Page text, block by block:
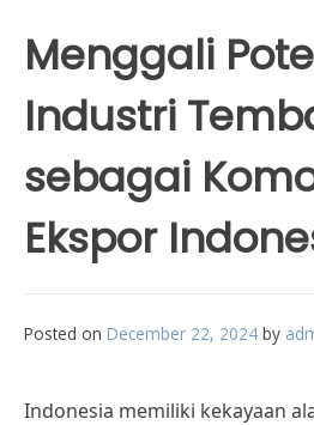
Menggali
Industri
sebagai
Ekspor
Posted on December 22, 2024 by
Indonesia memiliki kekayaan